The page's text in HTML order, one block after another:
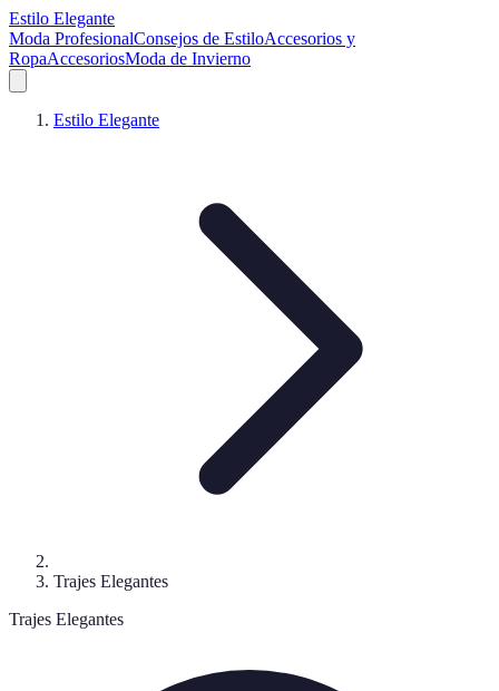
Estilo Elegante
Moda ProfesionalConsejos de EstiloAccesorios y
RopaAccesoriosModa de Invierno
Estilo Elegante
Trajes Elegantes
Trajes Elegantes